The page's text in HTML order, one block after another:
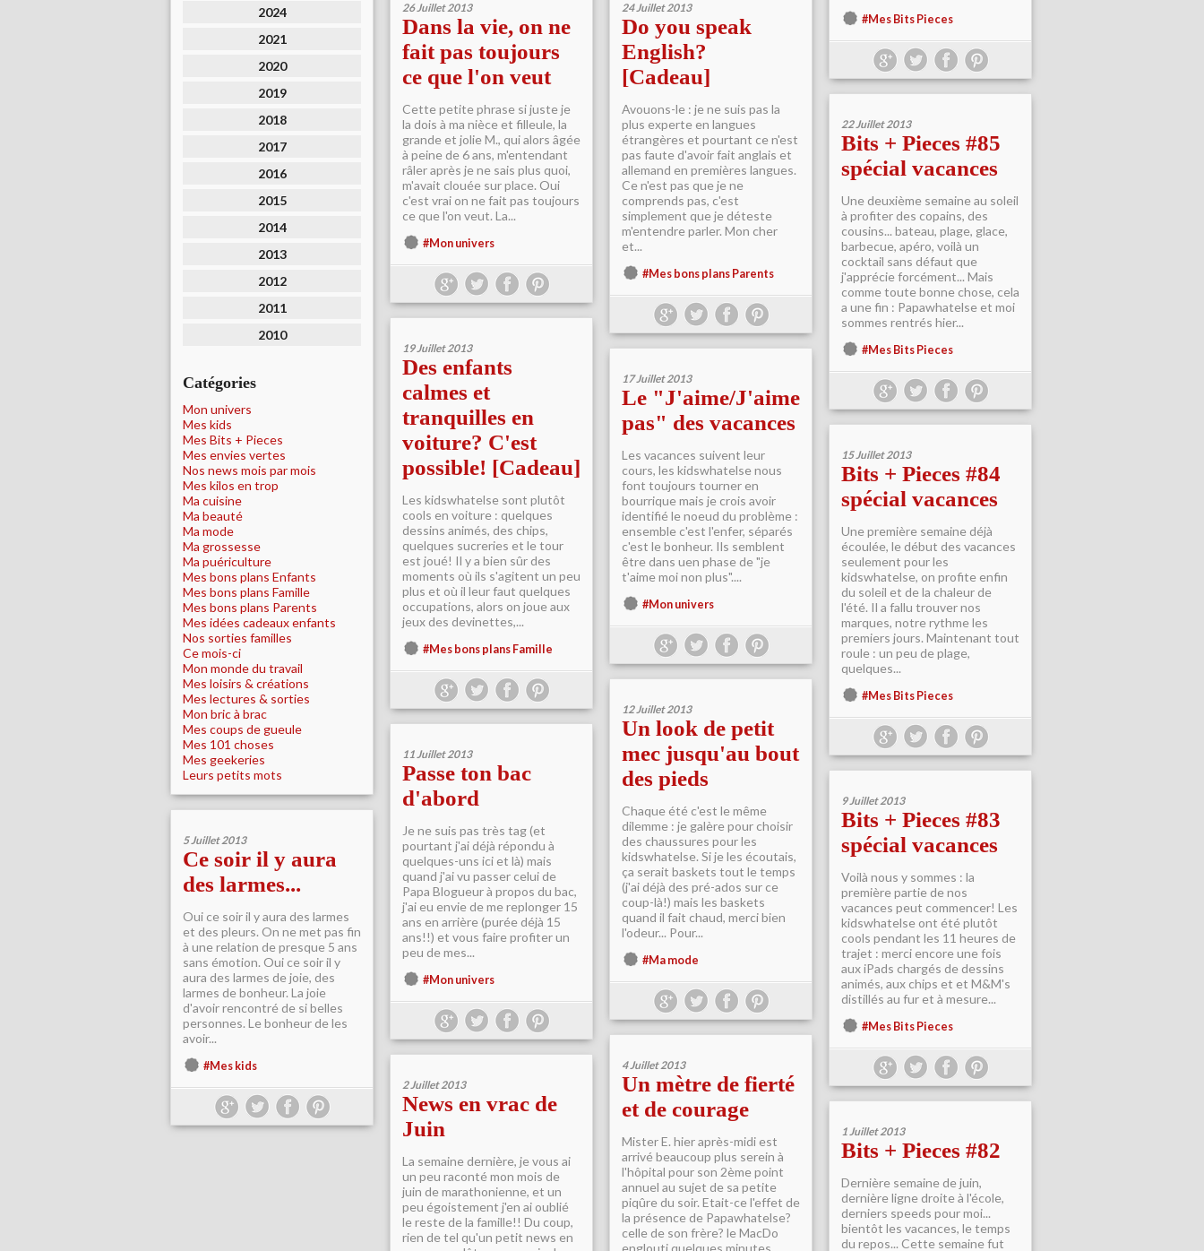
2024
2021
2020
2019
2018
2017
2016
2015
2014
2013
2012
2011
2010
Catégories
Mon univers
Mes kids
Mes Bits + Pieces
Mes envies vertes
Nos news mois par mois
Mes kilos en trop
Ma cuisine
Ma beauté
Ma mode
Ma grossesse
Ma puériculture
Mes bons plans Enfants
Mes bons plans Famille
Mes bons plans Parents
Mes idées cadeaux enfants
Nos sorties familles
Ce mois-ci
Mon monde du travail
Mes loisirs & créations
Mes lectures & sorties
Mon bric à brac
Mes coups de gueule
Mes 101 choses
Mes geekeries
Leurs petits mots
#Mes Bits Pieces
26 Juillet 2013
Dans la vie, on ne
fait pas toujours
ce que l'on veut
Cette petite phrase si juste je
la dois à ma nièce et filleule, la
grande et jolie M., qui alors âgée
à peine de 6 ans, m'entendant
râler après je ne sais plus quoi,
m'avait clouée sur place. Oui
c'est vrai on ne fait pas toujours
ce que l'on veut. La...
#Mon univers
24 Juillet 2013
Do you speak
English?
[Cadeau]
Avouons-le : je ne suis pas la
plus experte en langues
étrangères et pourtant ce n'est
pas faute d'avoir fait anglais et
allemand en premières langues.
Ce n'est pas que je ne
comprends pas, c'est
simplement que je déteste
m'entendre parler. Mon cher
et...
#Mes bons plans Parents
22 Juillet 2013
Bits + Pieces #85
spécial vacances
Une deuxième semaine au soleil
à profiter des copains, des
cousins... bateau, plage, glace,
barbecue, apéro, voilà un
cocktail sans défaut que
j'apprécie forcément... Mais
comme toute bonne chose, cela
a une fin : Papawhatelse et moi
sommes rentrés hier...
#Mes Bits Pieces
19 Juillet 2013
Des enfants
calmes et
tranquilles en
voiture? C'est
possible! [Cadeau]
Les kidswhatelse sont plutôt
cools en voiture : quelques
dessins animés, des chips,
quelques sucreries et le tour
est joué! Il y a bien sûr des
moments où ils s'agitent un peu
plus et où il leur faut quelques
occupations, alors on joue aux
jeux des devinettes,...
#Mes bons plans Famille
17 Juillet 2013
Le "J'aime/J'aime
pas" des vacances
Les vacances suivent leur
cours, les kidswhatelse nous
font toujours tourner en
bourrique mais je crois avoir
identifié le noeud du problème :
ensemble c'est l'enfer, séparés
c'est le bonheur. Ils semblent
être dans uen phase de "je
t'aime moi non plus"....
#Mon univers
15 Juillet 2013
Bits + Pieces #84
spécial vacances
Une première semaine déjà
écoulée, le début des vacances
seulement pour les
kidswhatelse, on profite enfin
du soleil et de la chaleur de
l'été. Il a fallu trouver nos
marques, notre rythme les
premiers jours. Maintenant tout
roule : un peu de plage,
quelques...
#Mes Bits Pieces
12 Juillet 2013
Un look de petit
mec jusqu'au bout
des pieds
Chaque été c'est le même
dilemme : je galère pour choisir
des chaussures pour les
kidswhatelse. Si je les écoutais,
ça serait baskets tout le temps
(j'ai déjà des pré-ados sur ce
coup-là!) mais les baskets
quand il fait chaud, merci bien
l'odeur... Pour...
#Ma mode
11 Juillet 2013
Passe ton bac
d'abord
Je ne suis pas très tag (et
pourtant j'ai déjà répondu à
quelques-uns ici et là) mais
quand j'ai vu passer celui de
Papa Blogueur à propos du bac,
j'ai eu envie de me replonger 15
ans en arrière (purée déjà 15
ans!!) et vous faire profiter un
peu de mes...
#Mon univers
9 Juillet 2013
Bits + Pieces #83
spécial vacances
Voilà nous y sommes : la
première partie de nos
vacances peut commencer! Les
kidswhatelse ont été plutôt
cools pendant les 11 heures de
trajet : merci encore une fois
aux iPads chargés de dessins
animés, aux chips et et M&M's
distillés au fur et à mesure...
#Mes Bits Pieces
5 Juillet 2013
Ce soir il y aura
des larmes...
Oui ce soir il y aura des larmes
et des pleurs. On ne met pas fin
à une relation de presque 5 ans
sans émotion. Oui ce soir il y
aura des larmes de joie, des
larmes de bonheur. La joie
d'avoir rencontré de si belles
personnes. Le bonheur de les
avoir...
#Mes kids 4 Juillet 2013
Un mètre de fierté
et de courage
Mister E. hier après-midi est
arrivé beaucoup plus serein à
l'hôpital pour son 2ème point
annuel au sujet de sa petite
piqûre du soir. Etait-ce l'effet de
la présence de Papawhatelse?
celle de son frère? le MacDo
englouti quelques minutes
2 Juillet 2013
News en vrac de
Juin
La semaine dernière, je vous ai
un peu raconté mon mois de
juin de marathonienne, et un
peu égoistement j'en ai oublié
le reste de la famille!! Du coup,
rien de tel qu'un petit news en
1 Juillet 2013
Bits + Pieces #82
Dernière semaine de juin,
dernière ligne droite à l'école,
derniers speeds pour moi...
bientôt les vacances, le temps
du repos... Cette semaine fut